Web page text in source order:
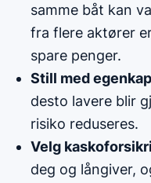
samme båt kan
fra flere aktører
spare penger.
Still med
desto lavere blir
risiko reduseres.
Velg
deg og långiver,